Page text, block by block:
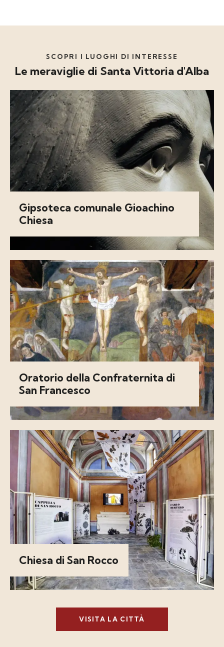
SCOPRI I LUOGHI DI INTERESSE
Le meraviglie di Santa Vittoria d'Alba
Gipsoteca comunale Gioachino
Chiesa
Oratorio della Confraternita di
San Francesco
Chiesa di San Rocco
VISITA LA CITTÀ